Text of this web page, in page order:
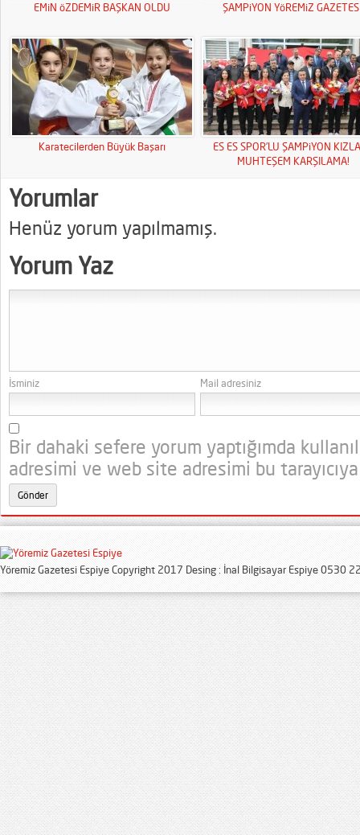
EMiN öZDEMiR BAŞKAN OLDU ŞAMPiYON YöREMiZ
Karatecilerden Büyük Başarı
ES ES SPOR’LU ŞAMPiYON
MUHTEŞEM KARŞILAMA!
Yorumlar
Henüz yorum yapılmamış.
Yorum Yaz
İsminiz Mail adresiniz
Bir dahaki sefere yorum yaptığımda
adresimi ve web site adresimi bu
Yöremiz Gazetesi Espiye Copyright 2017 Desing : İnal Bilgisayar Espiye 0530